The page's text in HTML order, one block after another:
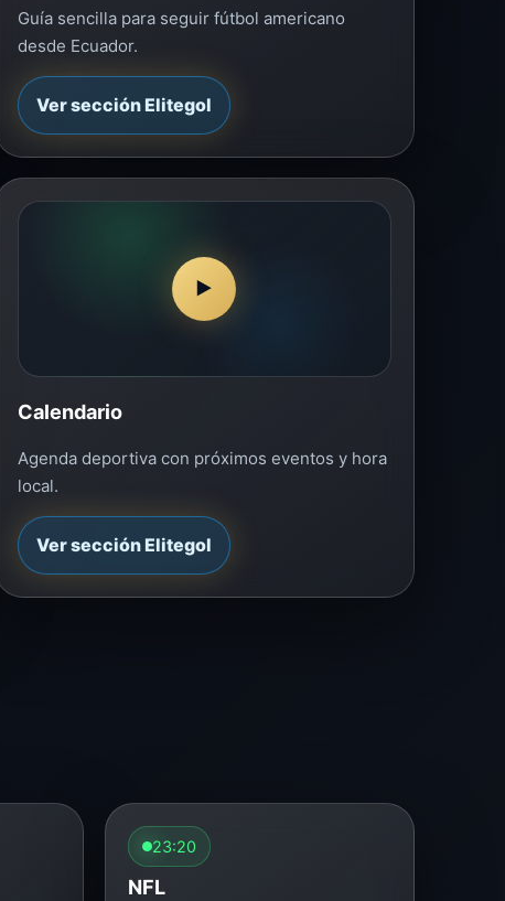
Guía sencilla para seguir fútbol americano
desde Ecuador.
Ver sección Elitegol
▶
Calendario
Agenda deportiva con próximos eventos y hora
local.
Ver sección Elitegol
23:20
NFL